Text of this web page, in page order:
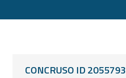
CONCRUSO ID 2055793